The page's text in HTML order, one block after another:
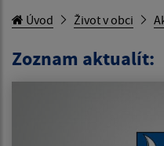
Úvod Život v obci
Zoznam aktualít: